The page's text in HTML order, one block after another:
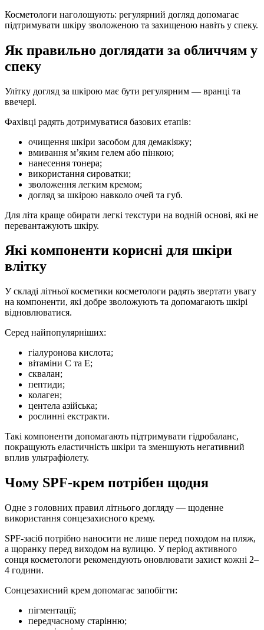
Косметологи наголошують: регулярний догляд допомагає
підтримувати шкіру зволоженою та захищеною навіть у спеку.
Як правильно доглядати за обличчям у
спеку
Улітку догляд за шкірою має бути регулярним — вранці та
ввечері.
Фахівці радять дотримуватися базових етапів:
очищення шкіри засобом для демакіяжу;
вмивання м’яким гелем або пінкою;
нанесення тонера;
використання сироватки;
зволоження легким кремом;
догляд за шкірою навколо очей та губ.
Для літа краще обирати легкі текстури на водній основі, які не
перевантажують шкіру.
Які компоненти корисні для шкіри
влітку
У складі літньої косметики косметологи радять звертати увагу
на компоненти, які добре зволожують та допомагають шкірі
відновлюватися.
Серед найпопулярніших:
гіалуронова кислота;
вітаміни С та Е;
сквалан;
пептиди;
колаген;
центела азійська;
рослинні екстракти.
Такі компоненти допомагають підтримувати гідробаланс,
покращують еластичність шкіри та зменшують негативний
вплив ультрафіолету.
Чому SPF-крем потрібен щодня
Одне з головних правил літнього догляду — щоденне
використання сонцезахисного крему.
SPF-засіб потрібно наносити не лише перед походом на пляж,
а щоранку перед виходом на вулицю. У період активного
сонця косметологи рекомендують оновлювати захист кожні 2–
4 години.
Сонцезахисний крем допомагає запобігти:
пігментації;
передчасному старінню;